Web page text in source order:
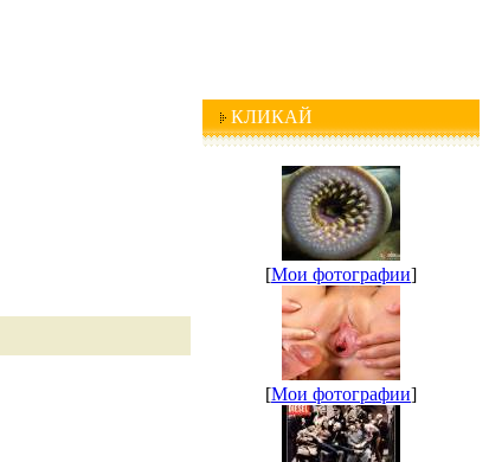
КЛИКАЙ
[Мои фотографии]
[Мои фотографии]